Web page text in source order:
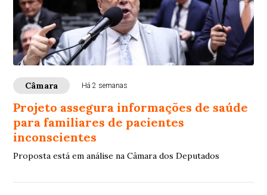
Câmara Há 2 semanas
Projeto assegura informações de saúde
para familiares de pacientes
inconscientes
Proposta está em análise na Câmara dos Deputados